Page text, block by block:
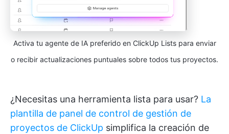
Activa tu agente de IA preferido en ClickUp Lists para enviar
o recibir actualizaciones puntuales sobre todos tus proyectos.
¿Necesitas una herramienta lista para usar? La
plantilla de panel de control de gestión de
proyectos de ClickUp simplifica la creación de